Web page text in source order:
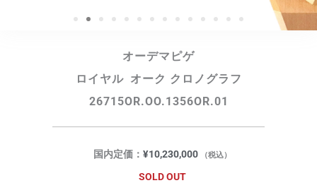
オーデマピゲ
ロイヤル オーク クロノグラフ
26715OR.OO.1356OR.01
国内定価： ¥10,230,000 （税込）
SOLD OUT